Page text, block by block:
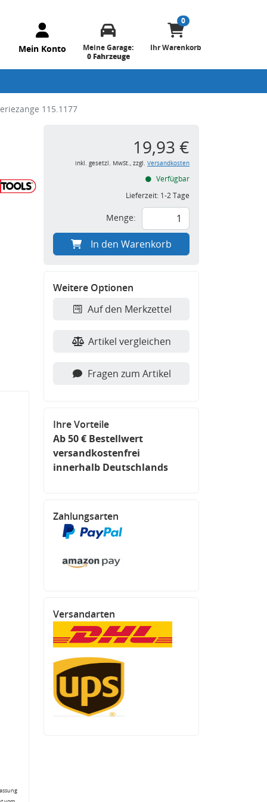
Mein Konto
Meine Garage:
0 Fahrzeuge
0
Ihr Warenkorb
115.1177
19,93 €
inkl. gesetzl. MwSt., zzgl. Versandkosten
Verfügbar
Lieferzeit: 1-2 Tage
Menge:
In den Warenkorb
Weitere Optionen
Auf den Merkzettel
Artikel vergleichen
Fragen zum Artikel
Ihre Vorteile
Ab 50 € Bestellwert
versandkostenfrei
innerhalb Deutschlands
Zahlungsarten
Versandarten